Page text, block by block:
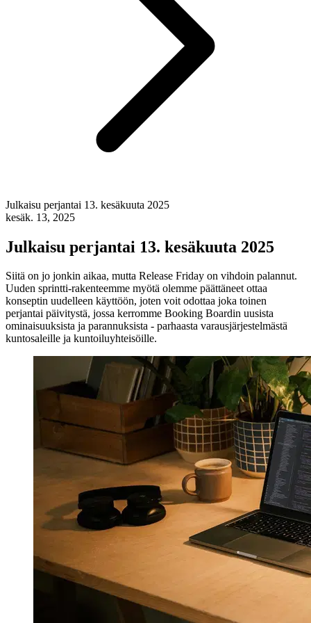
Julkaisu perjantai 13. kesäkuuta 2025
kesäk. 13, 2025
Julkaisu perjantai 13. kesäkuuta 2025
Siitä on jo jonkin aikaa, mutta Release Friday on vihdoin palannut.
Uuden sprintti-rakenteemme myötä olemme päättäneet ottaa
konseptin uudelleen käyttöön, joten voit odottaa joka toinen
perjantai päivitystä, jossa kerromme Booking Boardin uusista
ominaisuuksista ja parannuksista - parhaasta varausjärjestelmästä
kuntosaleille ja kuntoiluyhteisöille.